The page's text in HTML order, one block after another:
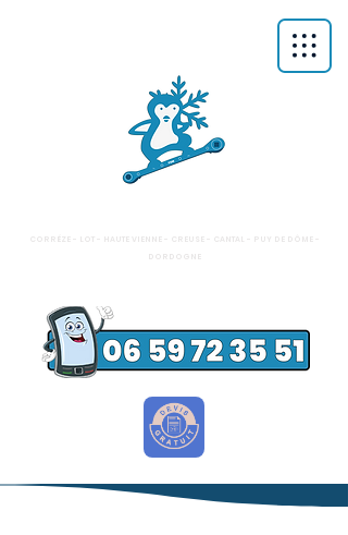
CORRÉZE - LOT - HAUTE VIENNE - CREUSE - CANTAL - PUY DE DÔME -
DORDOGNE